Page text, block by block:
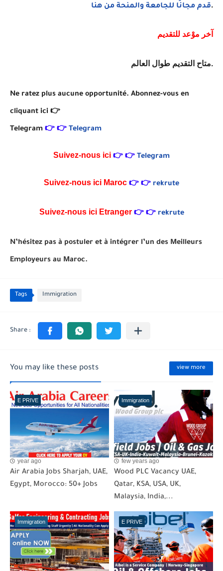
قدم مجانًا للجامعة والمنحة من هنا.
آخر موْعد للتقديم
متاح التقديم طوال العالم.
Ne ratez plus aucune opportunité. Abonnez-vous en
cliquant ici 👉
Telegram 👉 👉 Telegram
Suivez-nous ici 👉 👉 Telegram
Suivez-nous ici Maroc 👉 👉 rekrute
Suivez-nous ici Etranger👉👉 rekrute
N’hésitez pas à postuler et à intégrer l’un des Meilleurs
Employeurs au Maroc.
Tags Immigration
You may like these posts view more
E PRIVE
year ago
Air Arabia Jobs Sharjah, UAE,
Egypt, Morocco: 50+ Jobs
Immigration
few years ago
Wood PLC Vacancy UAE,
Qatar, KSA, USA, UK,
Malaysia, India,...
Immigration E PRIVE